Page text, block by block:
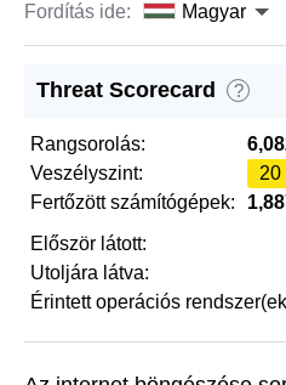
Fordítás ide:
Magyar
Threat Scorecard ?
Rangsorolás:
Veszélyszint:
20
Fertőzött számítógépek:
Először látott:
Utoljára látva:
Érintett operációs